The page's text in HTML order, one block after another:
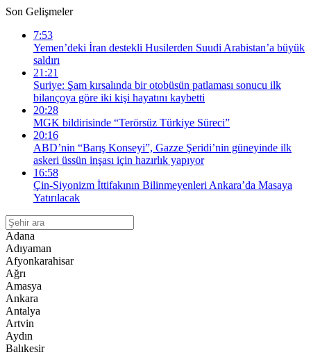
Son Gelişmeler
7:53
Yemen’deki İran destekli Husilerden Suudi Arabistan’a büyük
saldırı
21:21
Suriye: Şam kırsalında bir otobüsün patlaması sonucu ilk
bilançoya göre iki kişi hayatını kaybetti
20:28
MGK bildirisinde “Terörsüz Türkiye Süreci”
20:16
ABD’nin “Barış Konseyi”, Gazze Şeridi’nin güneyinde ilk
askeri üssün inşası için hazırlık yapıyor
16:58
Çin-Siyonizm İttifakının Bilinmeyenleri Ankara’da Masaya
Yatırılacak
Adana
Adıyaman
Afyonkarahisar
Ağrı
Amasya
Ankara
Antalya
Artvin
Aydın
Balıkesir